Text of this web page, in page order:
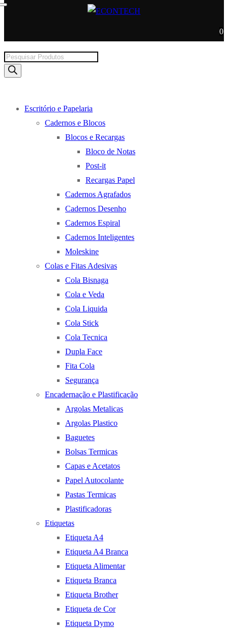
0
Products
search
Escritório e Papelaria
Cadernos e Blocos
Blocos e Recargas
Bloco de Notas
Post-it
Recargas Papel
Cadernos Agrafados
Cadernos Desenho
Cadernos Espiral
Cadernos Inteligentes
Moleskine
Colas e Fitas Adesivas
Cola Bisnaga
Cola e Veda
Cola Liquida
Cola Stick
Cola Tecnica
Dupla Face
Fita Cola
Segurança
Encadernação e Plastificação
Argolas Metalicas
Argolas Plastico
Baguetes
Bolsas Termicas
Capas e Acetatos
Papel Autocolante
Pastas Termicas
Plastificadoras
Etiquetas
Etiqueta A4
Etiqueta A4 Branca
Etiqueta Alimentar
Etiqueta Branca
Etiqueta Brother
Etiqueta de Cor
Etiqueta Dymo